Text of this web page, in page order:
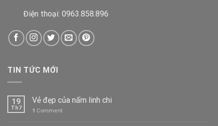
Điện thoại: 0963.858.896
TIN TỨC MỚI
19
Th7
Vẻ đẹp của nấm linh chi
1 Comment